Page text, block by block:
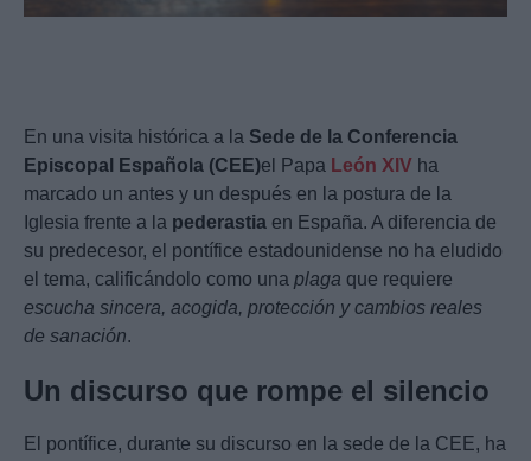
En una visita histórica a la Sede de la Conferencia
Episcopal Española (CEE)el Papa León XIV ha
marcado un antes y un después en la postura de la
Iglesia frente a la pederastia en España. A diferencia de
su predecesor, el pontífice estadounidense no ha eludido
el tema, calificándolo como una plaga que requiere
escucha sincera, acogida, protección y cambios reales
de sanación.
Un discurso que rompe el silencio
El pontífice, durante su discurso en la sede de la CEE, ha